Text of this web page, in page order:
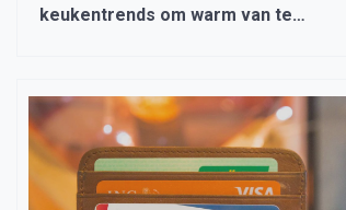
keukentrends om warm van te